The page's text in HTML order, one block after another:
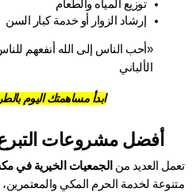
توزيع المياه والطعام
إرشاد الزوار أو خدمة كبار السن
الألباني
ابدأ مساهمتك اليوم
أفضل مشروعات التبرع
العديد من الجمعيات الخيرية في مكة